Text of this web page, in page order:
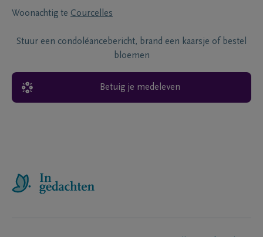
Woonachtig te Courcelles
Stuur een condoléancebericht, brand een kaarsje of bestel
bloemen
Betuig je medeleven